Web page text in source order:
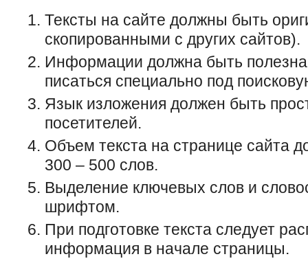
Тексты на сайте должны быть
скопированными с других сайтов).
Информации должна быть полезна
писаться специально под
Язык изложения должен быть
посетителей.
Объем текста на странице сайта
300 – 500 слов.
Выделение ключевых слов и
шрифтом.
При подготовке текста следует
информация в начале страницы.